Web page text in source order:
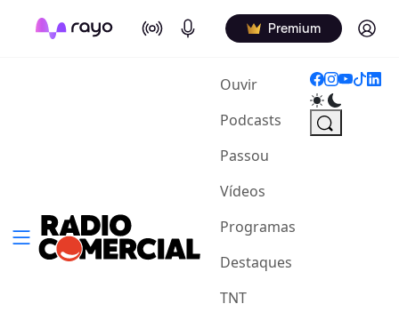
On Air Podcasts Premium Log in
Ouvir(current)
Podcasts
Passou
Vídeos
Programas
Destaques
TNT